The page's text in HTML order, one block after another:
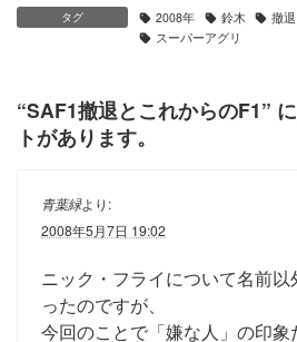
タグ 2008年 鈴木 撤退
スーパーアグリ
“SAF1撤退とこれからのF1”
トがあります。
青葉緑より:
2008年5月7日 19:02
ニック・フライについて名前
ったのですが、
今回のことで「嫌な人」の印象